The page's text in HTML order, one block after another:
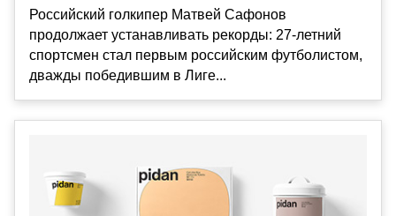
Российский голкипер Матвей Сафонов
продолжает устанавливать рекорды: 27-летний
спортсмен стал первым российским футболистом,
дважды победившим в Лиге...